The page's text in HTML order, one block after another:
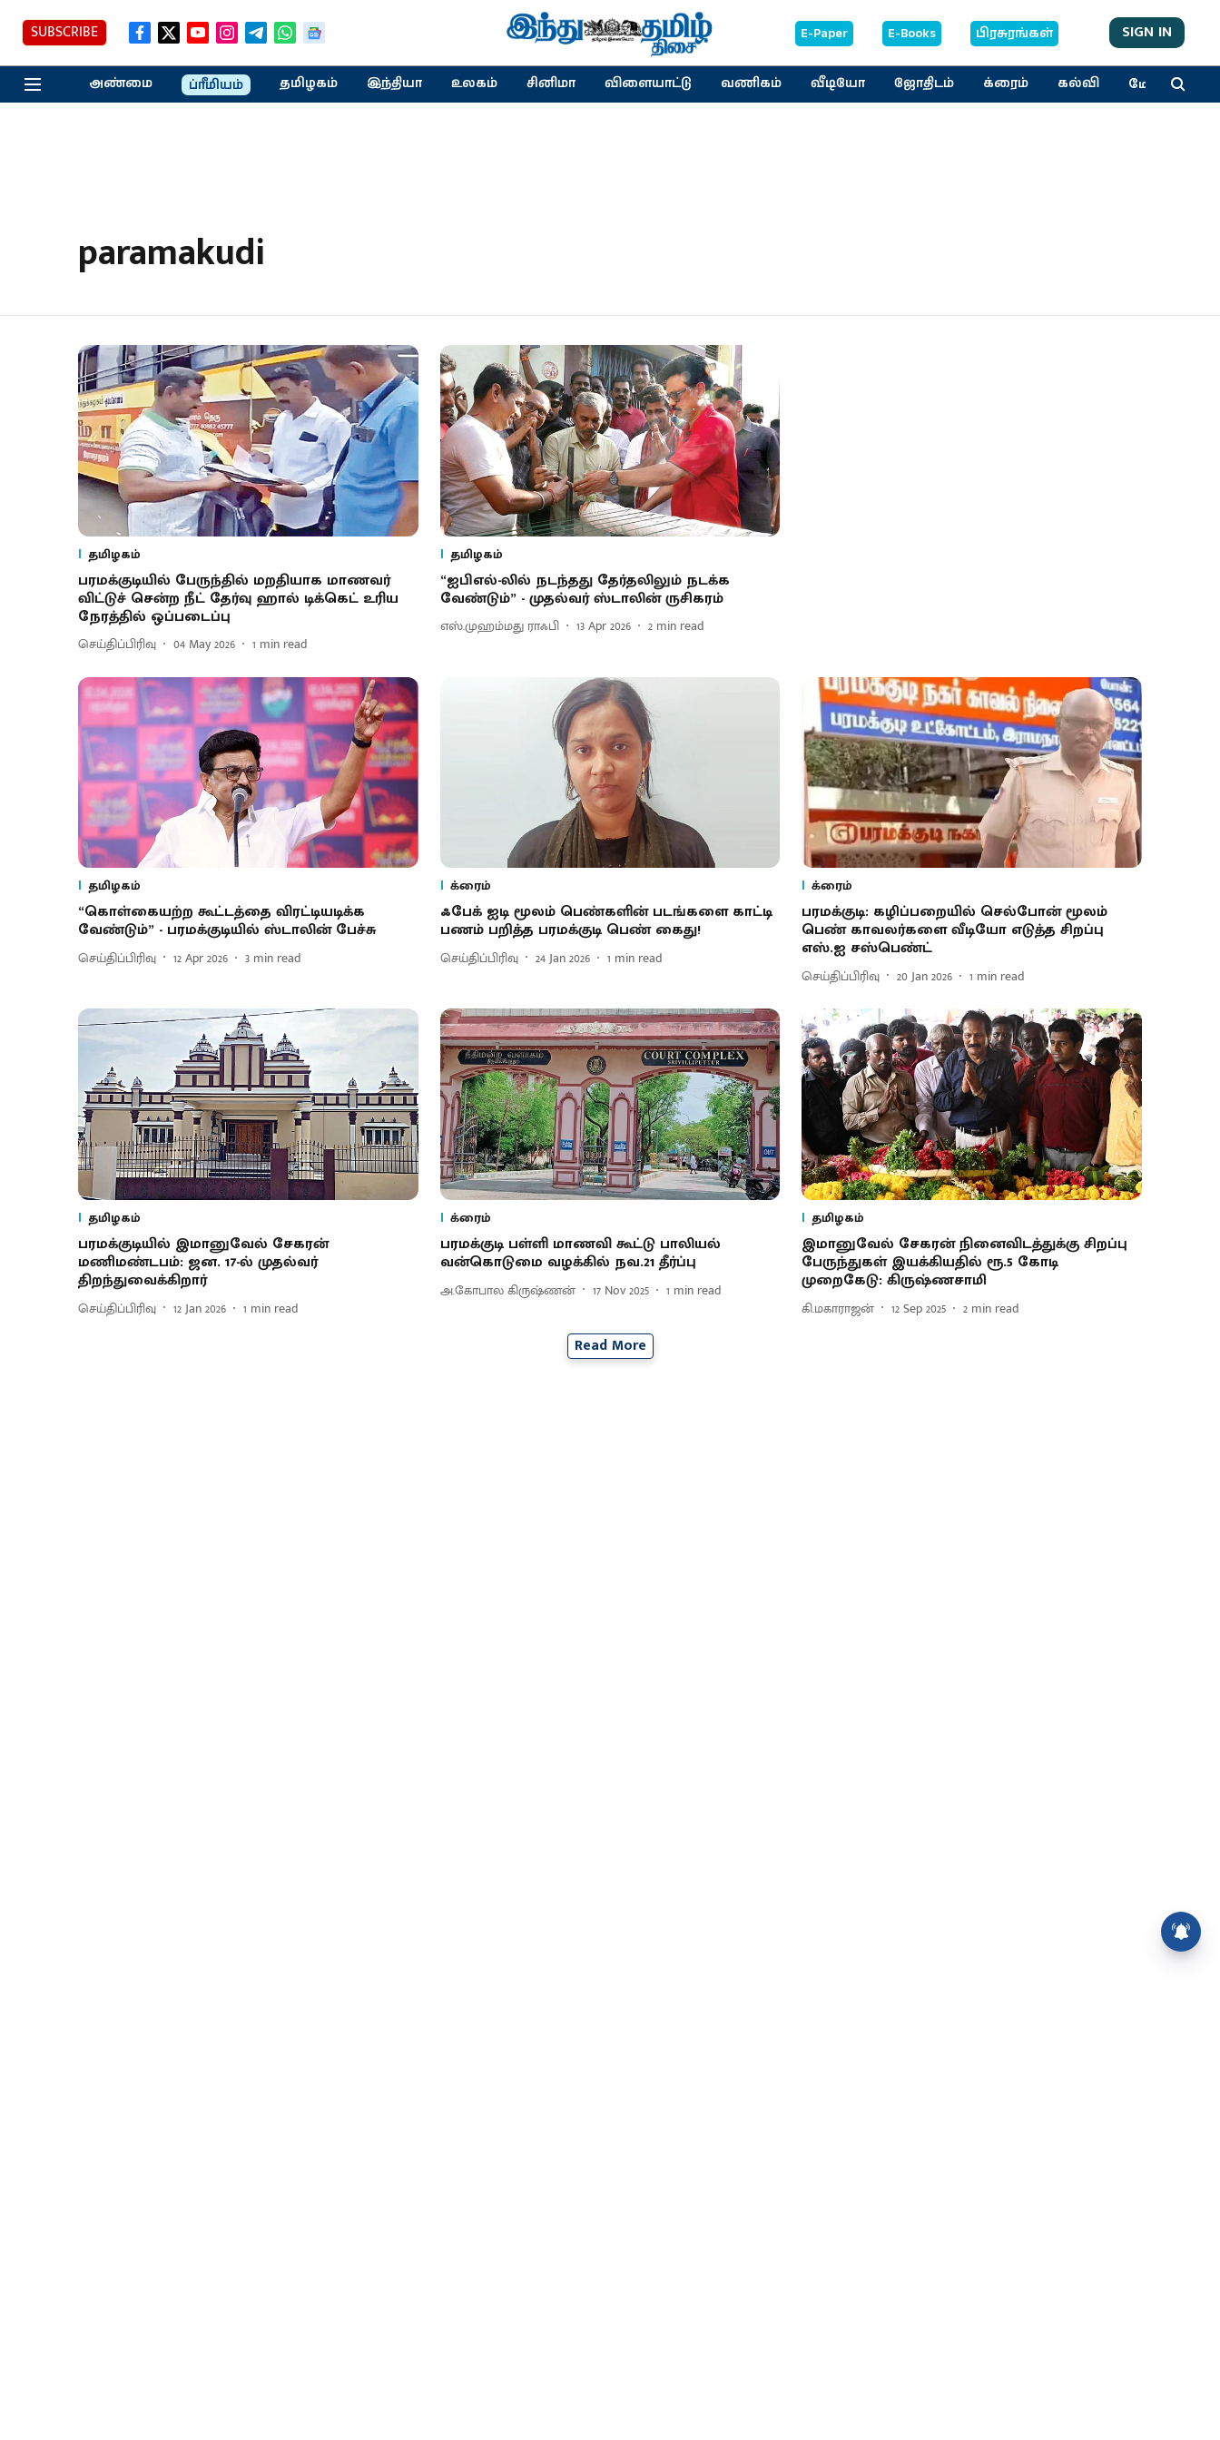
SUBSCRIBE E-Paper E-Books பிரசுரங்கள் SIGN IN
அண்மை ப்ரீமியம் தமிழகம் இந்தியா உலகம் சினிமா விளையாட்டு வணிகம் வீடியோ ஜோதிடம் க்ரைம் கல்வி மேலும்
paramakudi
தமிழகம்
பரமக்குடியில் பேருந்தில் மறதியாக மாணவர்
விட்டுச் சென்ற நீட் தேர்வு ஹால் டிக்கெட் உரிய
நேரத்தில் ஒப்படைப்பு
செய்திப்பிரிவு 04 May 2026 1 min read
தமிழகம்
“ஐபிஎல்-லில் நடந்தது தேர்தலிலும் நடக்க
வேண்டும்” - முதல்வர் ஸ்டாலின் ருசிகரம்
எஸ்.முஹம்மது ராஃபி 13 Apr 2026 2 min read
தமிழகம்
“கொள்கையற்ற கூட்டத்தை விரட்டியடிக்க
வேண்டும்” - பரமக்குடியில் ஸ்டாலின் பேச்சு
செய்திப்பிரிவு 12 Apr 2026 3 min read
க்ரைம்
ஃபேக் ஐடி மூலம் பெண்களின் படங்களை காட்டி
பணம் பறித்த பரமக்குடி பெண் கைது!
செய்திப்பிரிவு 24 Jan 2026 1 min read
க்ரைம்
பரமக்குடி: கழிப்பறையில் செல்போன் மூலம்
பெண் காவலர்களை வீடியோ எடுத்த சிறப்பு
எஸ்.ஐ சஸ்பெண்ட்
செய்திப்பிரிவு 20 Jan 2026 1 min read
தமிழகம்
பரமக்குடியில் இமானுவேல் சேகரன்
மணிமண்டபம்: ஜன. 17-ல் முதல்வர்
திறந்துவைக்கிறார்
செய்திப்பிரிவு 12 Jan 2026 1 min read
க்ரைம்
பரமக்குடி பள்ளி மாணவி கூட்டு பாலியல்
வன்கொடுமை வழக்கில் நவ.21 தீர்ப்பு
அ.கோபால கிருஷ்ணன் 17 Nov 2025 1 min read
தமிழகம்
இமானுவேல் சேகரன் நினைவிடத்துக்கு சிறப்பு
பேருந்துகள் இயக்கியதில் ரூ.5 கோடி
முறைகேடு: கிருஷ்ணசாமி
கி.மகாராஜன் 12 Sep 2025 2 min read
Read More